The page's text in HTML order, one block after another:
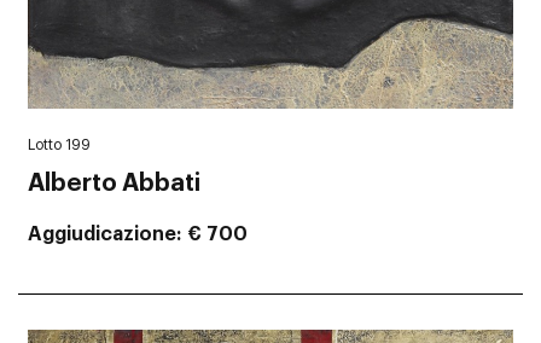
Lotto 199
Alberto Abbati
Aggiudicazione € 700